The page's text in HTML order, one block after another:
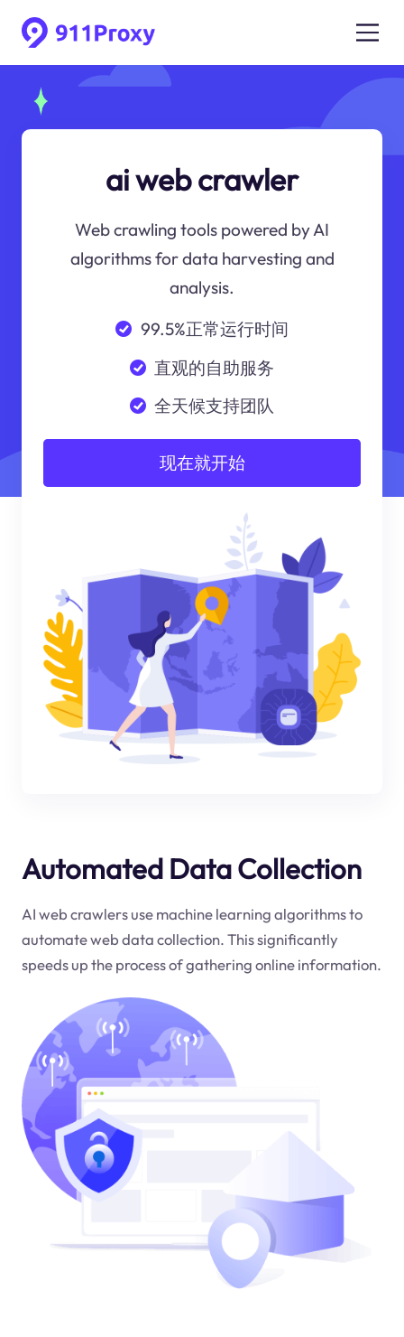
ai web crawler
Web crawling tools powered by AI
algorithms for data harvesting and
analysis.
99.5%正常运行时间
直观的自助服务
全天候支持团队
现在就开始
Automated Data Collection
AI web crawlers use machine learning algorithms to
automate web data collection. This significantly
speeds up the process of gathering online information.